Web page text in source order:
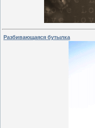
Разбивающаяся бутылка